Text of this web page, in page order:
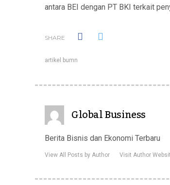
antara BEI dengan PT BKI terkait
SHARE
artikel bumn
Global Business
Berita Bisnis dan Ekonomi Terbaru
View All Posts by Author Visit Author